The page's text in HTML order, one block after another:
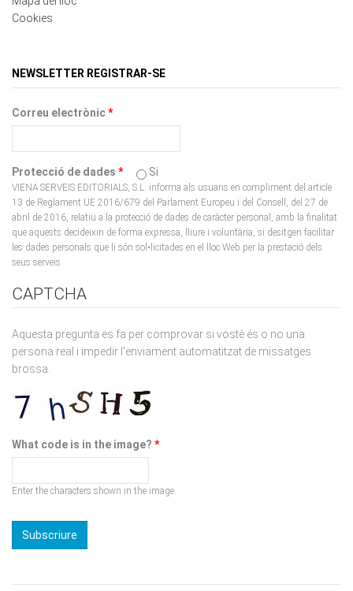
Correu electrònic*
VIENA SERVEIS EDITORIALS, S.L. informa als usuaris en compliment del article
13 de Reglament UE 2016/679 del Parlament Europeu i del Consell, del 27 de
abril de 2016, relatiu a la protecció de dades de caràcter personal, amb la finalitat
que aquests decideixin de forma expressa, lliure i voluntària, si desitgen facilitar
les dades personals que li són sol•licitades en el lloc Web per la prestació dels
seus serveis.
CAPTCHA
Aquesta pregunta es fa per comprovar si vostè és o no una
brossa.
What code is in the image?
Enter the characters shown in the image.